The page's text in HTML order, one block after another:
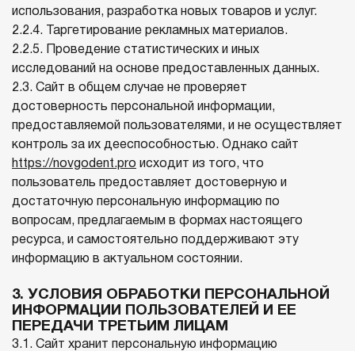
использования, разработка новых товаров и услуг.
2.2.4. Таргетирование рекламных материалов.
2.2.5. Проведение статистических и иных
исследований на основе предоставленных данных.
2.3. Сайт в общем случае не проверяет
достоверность персональной информации,
предоставляемой пользователями, и не осуществляет
контроль за их дееспособностью. Однако сайт
https://novgodent.pro исходит из того, что
пользователь предоставляет достоверную и
достаточную персональную информацию по
вопросам, предлагаемым в формах настоящего
ресурса, и самостоятельно поддерживают эту
информацию в актуальном состоянии.
3. УСЛОВИЯ ОБРАБОТКИ ПЕРСОНАЛЬНОЙ
ИНФОРМАЦИИ ПОЛЬЗОВАТЕЛЕЙ И ЕЕ
ПЕРЕДАЧИ ТРЕТЬИМ ЛИЦАМ
3.1. Сайт хранит персональную информацию